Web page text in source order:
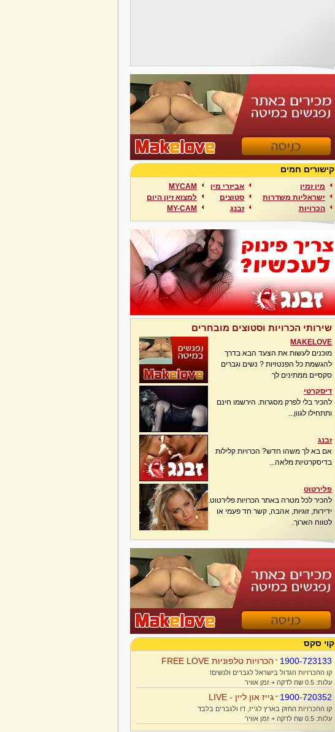
קישורים חמים
מין זמין
ישראליות משדרות
הכרויות
אביזרי מין
סטוצים
זבנג
MYCAM
למצוא זיון היום
MY-CAM
שירותי הכרויות וסטוצים מובחרים
MAKELOVE
מוכנים לעשות את הצעד הבא בדרך
להגשמת כל הפנטזיות ? נשים וגברים
סקסיים ממתינים לך
דיסקרטי
להכיר בלי לפרק מסגרות. הירשמו חינם
ותתחילו לגוון...
זבנג
אם בא לך משהו חדש? הכרויות קלילות
בדיסקרטיות מלאה...
פלירטוט
להכיר לכל מטרה באתר הכרויות פלירטוט.
ידידות, זוגיות, אהבה, קשר חד פעמי או
לטווח הארוך.
קוי סקס
1900-723133
- הכרויות טלפוניות FREE LOVE
קו ההכרויות הגדול בישראל לגברים ולנשים!
עלות: 0.5 שח לדקה + זמן אוויר
1900-720352
- גייז און ליין - LIVE
קו ההכרויות החזק בארץ לגייז, דו ולגברים בלבד
עלות: 0.5 שח לדקה + זמן אוויר